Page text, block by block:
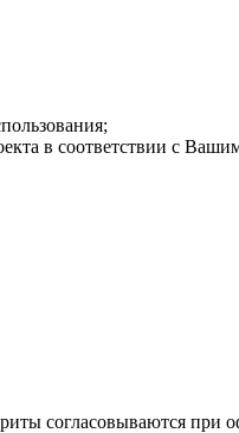
в соответствии с
согласовываются при